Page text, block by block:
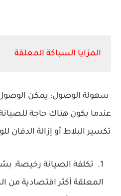
المزايا السباكة المعلقة
سهولة الوصول: يمكن
عندما يكون هناك حاجة للصيانة
تكسير البلاط أو إزالة الدفان
تكلفة الصيانة رخيصة:
المعلقة أكثر اقتصادية من